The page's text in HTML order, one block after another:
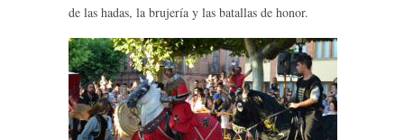
de las hadas, la brujería y las batallas de honor.